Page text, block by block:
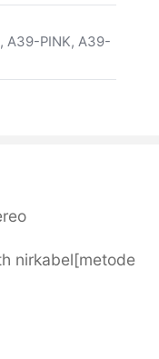
A39-PINK, A39-
nirkabel[metode